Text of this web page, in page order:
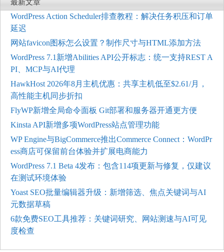
最新文章
WordPress Action Scheduler排查教程：解决任务积压和订单
延迟
网站favicon图标怎么设置？制作尺寸与HTML添加方法
WordPress 7.1新增Abilities API公开标志：统一支持REST A
PI、MCP与AI代理
HawkHost 2026年8月主机优惠：共享主机低至$2.61/月，
高性能主机同步折扣
FlyWP新增全局命令面板 Git部署和服务器开通更方便
Kinsta API新增多项WordPress站点管理功能
WP Engine与BigCommerce推出Commerce Connect：WordPr
ess商店可保留前台体验并扩展电商能力
WordPress 7.1 Beta 4发布：包含114项更新与修复，仅建议
在测试环境体验
Yoast SEO批量编辑器升级：新增筛选、焦点关键词与AI
元数据草稿
6款免费SEO工具推荐：关键词研究、网站测速与AI可见
度检查